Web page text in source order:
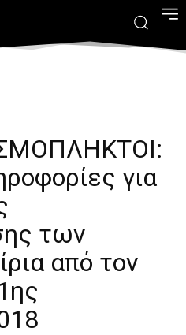
για
των
από τον